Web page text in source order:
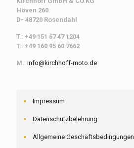
Höven 260
D- 48720 Rosendahl
T.: +49 151 67 47 1204
T.: +49 160 95 60 7662
M.: info@kirchhoff-moto.de
Impressum
Datenschutzbelehrung
Allgemeine Geschäftsbedingungen